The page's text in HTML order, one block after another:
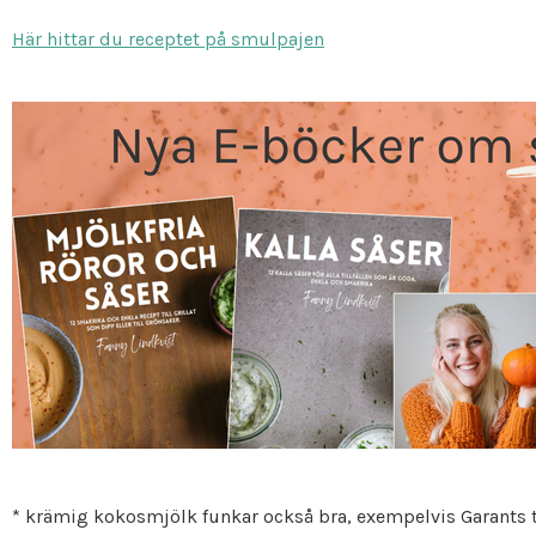
Här hittar du receptet på smulpajen
* krämig kokosmjölk funkar också bra, exempelvis Garants